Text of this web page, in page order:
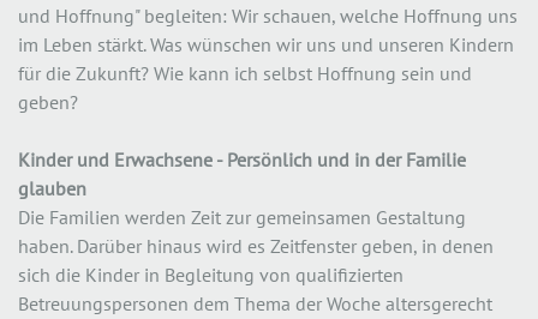
und Hoffnung" begleiten: Wir schauen, welche Hoffnung uns
im Leben stärkt. Was wünschen wir uns und unseren Kindern
für die Zukunft? Wie kann ich selbst Hoffnung sein und
geben?
Kinder und Erwachsene - Persönlich und in der Familie
glauben
Die Familien werden Zeit zur gemeinsamen Gestaltung
haben. Darüber hinaus wird es Zeitfenster geben, in denen
sich die Kinder in Begleitung von qualifizierten
Betreuungspersonen dem Thema der Woche altersgerecht